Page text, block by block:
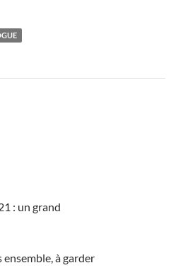
: un grand
à garder